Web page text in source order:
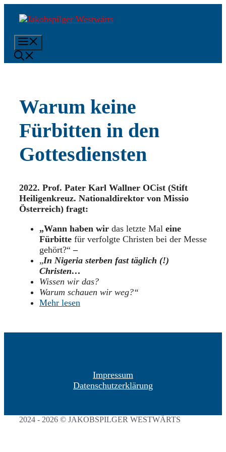
Inhalt
Warum keine
Fürbitten in den
Gottesdiensten
2022. Prof. Pater Karl Wallner OCist (Stift
Heiligenkreuz. Nationaldirektor von Missio
Österreich) fragt:
„Wann haben wir das letzte Mal eine
Fürbitte für verfolgte Christen bei der Messe
gehört?“–
„In Nigeria sterben fast täglich (!)
Christen…
Wissen wir das?
Warum schauen wir weg?“
Mehr lesen
Impressum
Datenschutzerklärung
2024 - 2026 © JAKOBSPILGER WESTWÄRTS